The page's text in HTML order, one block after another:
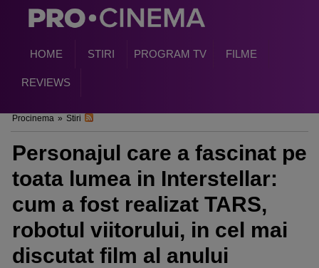
HOME STIRI PROGRAM TV FILME
REVIEWS
Procinema » Stiri
Personajul care a fascinat pe
toata lumea in Interstellar:
cum a fost realizat TARS,
robotul viitorului, in cel mai
discutat film al anului